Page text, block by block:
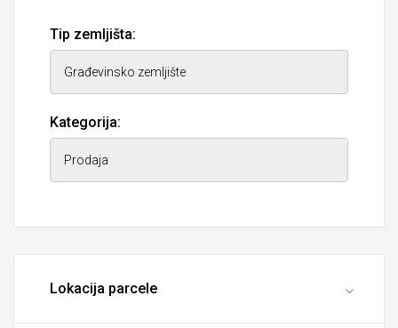
Tip zemljišta:
Kategorija:
Lokacija parcele